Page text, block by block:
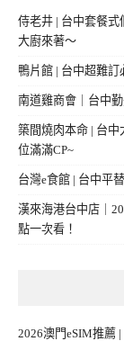
侍老井 | 台中套餐
大廚來著～
鴨片館 | 台中超難
南道雞商會｜台中
築間燒肉本命 | 台
位滿滿CP~
台灣e食館 | 台中平
漢來海港台中店｜
點一次看！
2026澳門eSIM推薦